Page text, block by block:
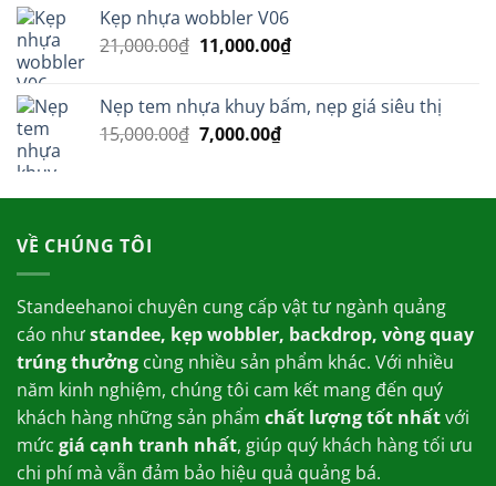
5 sao
là:
350,000.00₫.
Kẹp nhựa wobbler V06
21,000.00₫ Giá
21,000.00₫.
11,000.00₫Giá
là:
Nẹp tem nhựa khuy bấm, nẹp giá siêu thị
15,000.00₫ Giá
15,000.00₫.
7,000.00₫Giá
là:
VỀ CHÚNG TÔI
Standeehanoi chuyên cung cấp vật tư ngành quảng
cáo nhưstandee, kẹp wobbler, backdrop, vòng quay
trúng thưởng cùng nhiều sản phẩm khác. Với nhiều
năm kinh nghiệm, chúng tôi cam kết mang đến quý
khách hàng những sản phẩm chất lượng tốt nhấtvới
mức giá cạnh tranh nhất, giúp quý khách hàng tối ưu
chi phí mà vẫn đảm bảo hiệu quả quảng bá.